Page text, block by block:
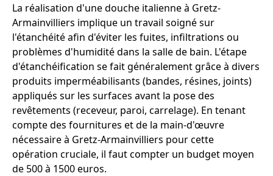
La réalisation d'une douche italienne à Gretz-
Armainvilliers implique un travail soigné sur
l'étanchéité afin d'éviter les fuites, infiltrations ou
problèmes d'humidité dans la salle de bain. L'étape
d'étanchéification se fait généralement grâce à divers
produits imperméabilisants (bandes, résines, joints)
appliqués sur les surfaces avant la pose des
revêtements (receveur, paroi, carrelage). En tenant
compte des fournitures et de la main-d'œuvre
nécessaire à Gretz-Armainvilliers pour cette
opération cruciale, il faut compter un budget moyen
de 500 à 1500 euros.